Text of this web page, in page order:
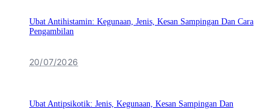
Ubat Antihistamin: Kegunaan, Jenis, Kesan Sampingan Dan Cara
Pengambilan
20/07/2026
Ubat Antipsikotik: Jenis, Kegunaan, Kesan Sampingan Dan